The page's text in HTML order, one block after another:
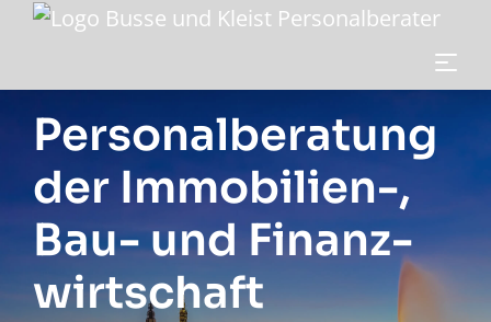
Personal­beratung
der Immobilien-,
Bau- und Finanz­
wirtschaft